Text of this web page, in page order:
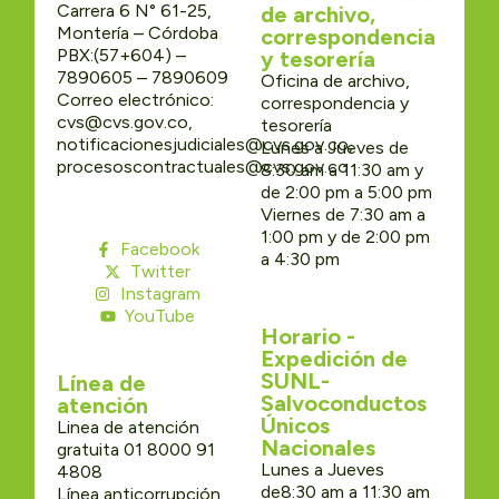
Carrera 6 N° 61-25,
Montería – Córdoba
PBX:(57+604) –
7890605 – 7890609
Correo electrónico:
cvs@cvs.gov.co,
notificacionesjudiciales@cvs.gov.co,
procesoscontractuales@cvs.gov.co
Facebook
Twitter
Instagram
YouTube
Línea de
atención
Linea de atención
gratuita 01 8000 91
4808
Línea anticorrupción
de archivo,
correspondencia
y tesorería
Oficina de archivo,
correspondencia y
tesorería
Lunes a Jueves de
8:30 am a 11:30 am y
de 2:00 pm a 5:00 pm
Viernes de 7:30 am a
1:00 pm y de 2:00 pm
a 4:30 pm
Horario -
Expedición de
SUNL-
Salvoconductos
Únicos
Nacionales
Lunes a Jueves
de8:30 am a 11:30 am